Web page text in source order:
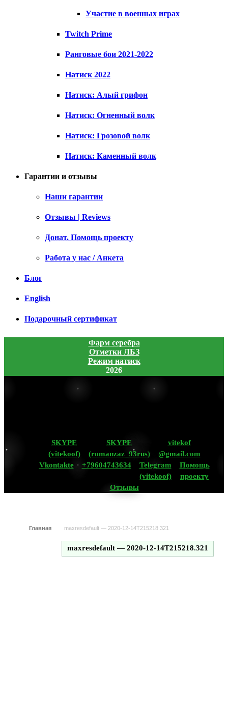
Участие в военных играх
Twitch Prime
Ранговые бои 2021-2022
Натиск 2022
Натиск: Алый грифон
Натиск: Огненный волк
Натиск: Грозовой волк
Натиск: Каменный волк
Гарантии и отзывы
Наши гарантии
Отзывы | Reviews
Донат. Помощь проекту
Работа у нас / Анкета
Блог
English
Подарочный сертификат
Фарм серебра
Отметки ЛБЗ
Режим натиск
2026
SKYPE
(vitekoof)
SKYPE
(romanzaz_93rus)
vitekof
@gmail.com
Vkontakte
+79604743634
Telegram
(vitekoof)
Помощь
проекту
Отзывы
Главная maxresdefault — 2020-12-14T215218.321
maxresdefault — 2020-12-14T215218.321